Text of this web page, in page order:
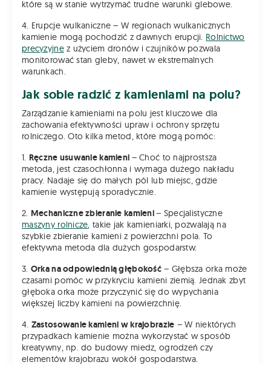
które są w stanie wytrzymać trudne warunki glebowe.
4. Erupcje wulkaniczne – W regionach wulkanicznych
kamienie mogą pochodzić z dawnych erupcji. Rolnictwo
precyzyjnez użyciem dronów i czujników pozwala
monitorować stan gleby, nawet w ekstremalnych
warunkach.
Jak sobie radzić z kamieniami na polu?
Zarządzanie kamieniami na polu jest kluczowe dla
zachowania efektywności upraw i ochrony sprzętu
rolniczego. Oto kilka metod, które mogą pomóc:
1. Ręczne usuwanie kamieni – Choć to najprostsza
metoda, jest czasochłonna i wymaga dużego nakładu
pracy. Nadaje się do małych pól lub miejsc, gdzie
kamienie występują sporadycznie.
2. Mechaniczne zbieranie kamieni– Specjalistyczne
maszyny rolnicze, takie jak kamieniarki, pozwalają na
szybkie zbieranie kamieni z powierzchni pola. To
efektywna metoda dla dużych gospodarstw.
3. Orka na odpowiednią głębokość– Głębsza orka może
czasami pomóc w przykryciu kamieni ziemią. Jednak zbyt
głęboka orka może przyczynić się do wypychania
większej liczby kamieni na powierzchnię.
4. Zastosowanie kamieni w krajobrazie – W niektórych
przypadkach kamienie można wykorzystać w sposób
kreatywny, np. do budowy miedz, ogrodzeń czy
elementów krajobrazu wokół gospodarstwa.